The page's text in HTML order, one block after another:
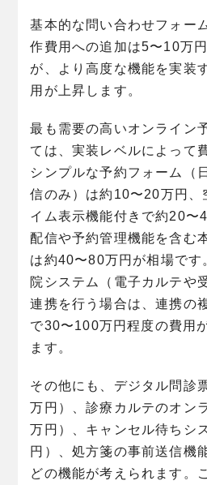
基本的な問い合わせフォー
作費用への追加は5〜10万
が、より高度な機能を実装
用が上昇します。
最も需要の高いオンライン
ては、実装レベルによって
シンプルな予約フォーム（
信のみ）は約10〜20万円、
イム表示機能付きで約20〜
配信や予約管理機能を含む
は約40〜80万円が相場です
院システム（電子カルテや
連携を行う場合は、連携の
で30〜100万円程度の費用
ます。
その他にも、デジタル問診
万円）、診療カルテのオン
万円）、キャンセル待ちシ
円）、処方箋の事前送信機
どの機能が考えられます。